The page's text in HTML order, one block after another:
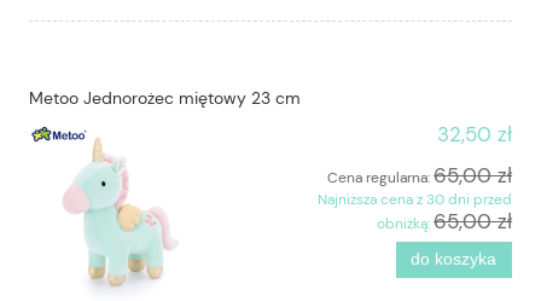
Metoo Jednorożec miętowy 23 cm
32,50 zł
Cena regularna:65,00 zł
Najniższa cena z 30 dni przed
obniżką:65,00 zł
do koszyka